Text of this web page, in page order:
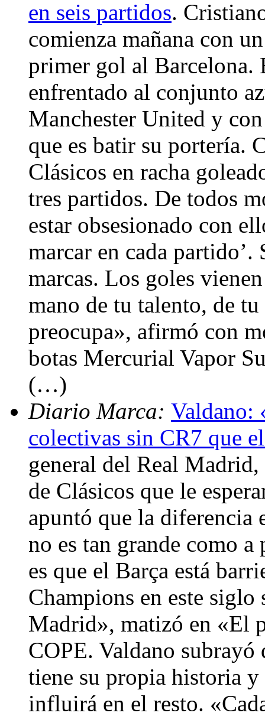
en seis partidos.
comienza mañana con
primer gol al Barcelona.
enfrentado al conjunto
Manchester United y
que es batir su portería.
Clásicos en racha
tres partidos. De todos
estar obsesionado con
marcar en cada partido’.
marcas. Los goles
mano de tu talento, de
preocupa», afirmó con
botas Mercurial Vapor
(…)
Diario Marca: Valdano:
colectivas sin CR7 que
general del Real
de Clásicos que le
apuntó que la diferencia
no es tan grande como
es que el Barça está
Champions en este siglo
Madrid», matizó en «El
COPE. Valdano subrayó
tiene su propia historia
influirá en el resto.